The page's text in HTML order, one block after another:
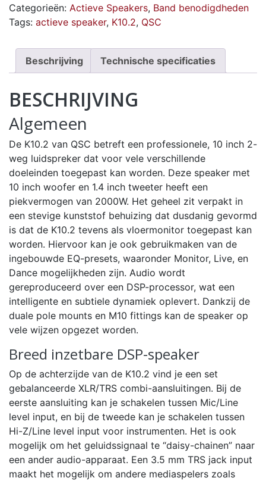
Categorieën: Actieve Speakers, Band benodigdheden
Tags: actieve speaker, K10.2, QSC
Beschrijving Technische specificaties
BESCHRIJVING
Algemeen
De K10.2 van QSC betreft een professionele, 10 inch 2-
weg luidspreker dat voor vele verschillende
doeleinden toegepast kan worden. Deze speaker met
10 inch woofer en 1.4 inch tweeter heeft een
piekvermogen van 2000W. Het geheel zit verpakt in
een stevige kunststof behuizing dat dusdanig gevormd
is dat de K10.2 tevens als vloermonitor toegepast kan
worden. Hiervoor kan je ook gebruikmaken van de
ingebouwde EQ-presets, waaronder Monitor, Live, en
Dance mogelijkheden zijn. Audio wordt
gereproduceerd over een DSP-processor, wat een
intelligente en subtiele dynamiek oplevert. Dankzij de
duale pole mounts en M10 fittings kan de speaker op
vele wijzen opgezet worden.
Breed inzetbare DSP-speaker
Op de achterzijde van de K10.2 vind je een set
gebalanceerde XLR/TRS combi-aansluitingen. Bij de
eerste aansluiting kan je schakelen tussen Mic/Line
level input, en bij de tweede kan je schakelen tussen
Hi-Z/Line level input voor instrumenten. Het is ook
mogelijk om het geluidssignaal te “daisy-chainen” naar
een ander audio-apparaat. Een 3.5 mm TRS jack input
maakt het mogelijk om andere mediaspelers zoals